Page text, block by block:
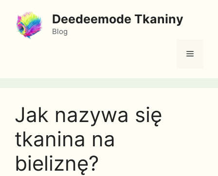
treści
Deedeemode Tkaniny
Blog
Menu
Jak nazywa się
tkanina na
bieliznę?